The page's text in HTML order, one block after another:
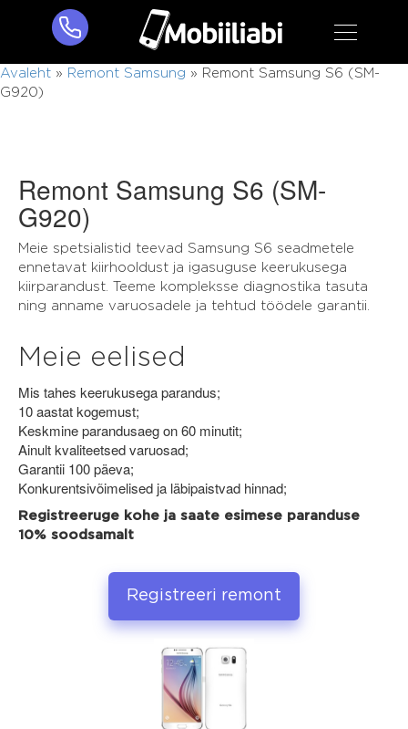
Avaleht » Remont Samsung »
Remont Samsung S6 (SM-
G920)
Remont Samsung S6 (SM-
G920)
Meie spetsialistid teevad Samsung S6 seadmetele
ennetavat kiirhooldust ja igasuguse keerukusega
kiirparandust. Teeme kompleksse diagnostika tasuta
ning anname varuosadele ja tehtud töödele garantii.
Meie eelised
Mis tahes keerukusega parandus;
10 aastat kogemust;
Keskmine parandusaeg on 60 minutit;
Ainult kvaliteetsed varuosad;
Garantii 100 päeva;
Konkurentsivõimelised ja läbipaistvad hinnad;
Registreeruge kohe ja saate esimese paranduse
10% soodsamalt
Registreeri remont